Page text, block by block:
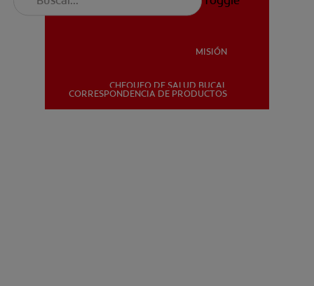
SALUD BUCAL
MISIÓN
CHEQUEO DE SALUD BUCAL
CORRESPONDENCIA DE PRODUCTOS